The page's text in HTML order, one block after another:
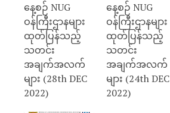
နေ့စဉ် NUG
ဝန်ကြီးဌာနများ
ထုတ်ပြန်သည့်
သတင်း
အချက်အလက်
များ (28th DEC
2022)
နေ့စဉ် NUG
ဝန်ကြီးဌာနများ
ထုတ်ပြန်သည့်
သတင်း
အချက်အလက်
များ (24th DEC
2022)